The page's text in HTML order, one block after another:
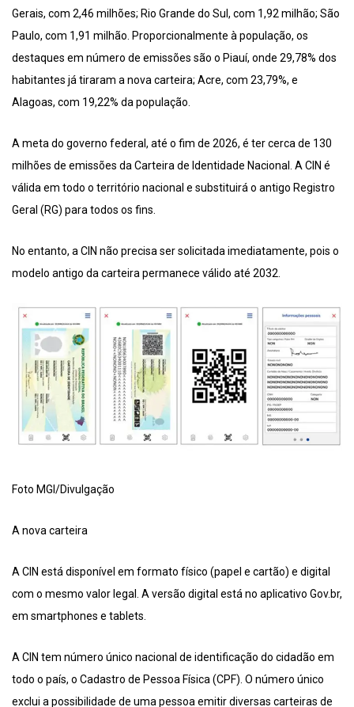
Gerais, com 2,46 milhões; Rio Grande do Sul, com 1,92 milhão; São
Paulo, com 1,91 milhão. Proporcionalmente à população, os
destaques em número de emissões são o Piauí, onde 29,78% dos
habitantes já tiraram a nova carteira; Acre, com 23,79%, e
Alagoas, com 19,22% da população.
A meta do governo federal, até o fim de 2026, é ter cerca de 130
milhões de emissões da Carteira de Identidade Nacional. A CIN é
válida em todo o território nacional e substituirá o antigo Registro
Geral (RG) para todos os fins.
No entanto, a CIN não precisa ser solicitada imediatamente, pois o
modelo antigo da carteira permanece válido até 2032.
Foto MGI/Divulgação
A nova carteira
A CIN está disponível em formato físico (papel e cartão) e digital
com o mesmo valor legal. A versão digital está no aplicativo Gov.br,
em smartphones e tablets.
A CIN tem número único nacional de identificação do cidadão em
todo o país, o Cadastro de Pessoa Física (CPF). O número único
exclui a possibilidade de uma pessoa emitir diversas carteiras de